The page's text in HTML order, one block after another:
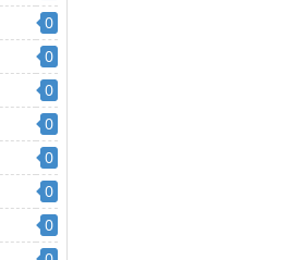
0
0
0
0
0
0
0